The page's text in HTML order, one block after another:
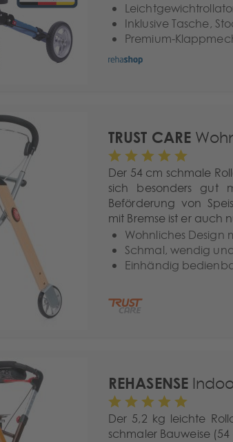
Inklusive Tasche,
Premium-
TRUST CARE
Der 54 cm schmale
sich besonders gut
Beförderung von
mit Bremse ist er auch
Wohnliches Design
Schmal, wendig
Einhändig
REHASENSE
Der 5,2 kg leichte
schmaler Bauweise